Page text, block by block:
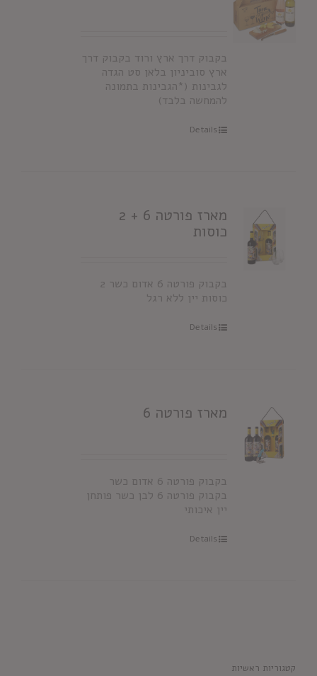
בקבוק דרך ארץ ורוד בקבוק דרך
ארץ סוביניון בלאן סט הגדה
לגבינות (*הגבינות בתמונה
להמחשה בלבד)
Details
מארז פורטה 6 + 2
כוסות
בקבוק פורטה 6 אדום כשר 2
כוסות יין ללא רגל
Details
מארז פורטה 6
בקבוק פורטה 6 אדום כשר
בקבוק פורטה 6 לבן כשר פותחן
יין איכותי
Details
קטגוריות ראשיות